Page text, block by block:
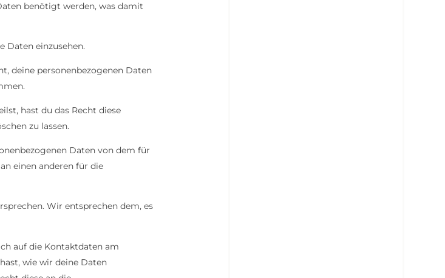
benötigt werden, was damit
Daten einzusehen.
deine personenbezogenen Daten
hast du das Recht diese
zu lassen.
Daten von dem für
einen anderen für die
Wir entsprechen dem, es
auf die Kontaktdaten am
wie wir deine Daten